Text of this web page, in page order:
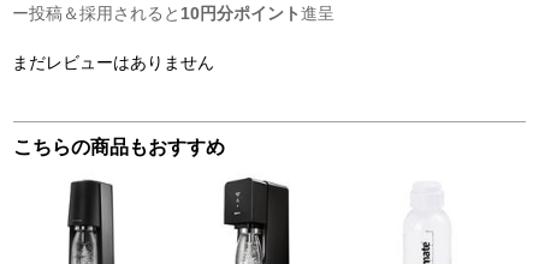
ー投稿＆採用されると 10円分ポイント進呈
まだレビューはありません
こちらの商品もおすすめ